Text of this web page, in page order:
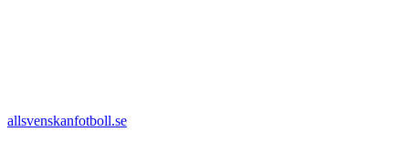
allsvenskanfotboll.se